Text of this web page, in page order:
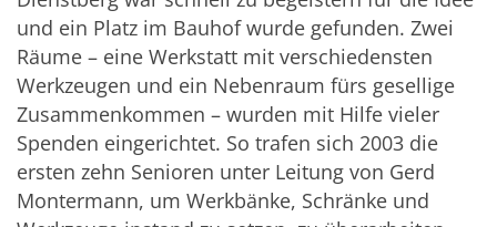
und ein Platz im Bauhof wurde gefunden. Zwei
Räume – eine Werkstatt mit verschiedensten
Werkzeugen und ein Nebenraum fürs gesellige
Zusammenkommen – wurden mit Hilfe vieler
Spenden eingerichtet. So trafen sich 2003 die
ersten zehn Senioren unter Leitung von Gerd
Montermann, um Werkbänke, Schränke und